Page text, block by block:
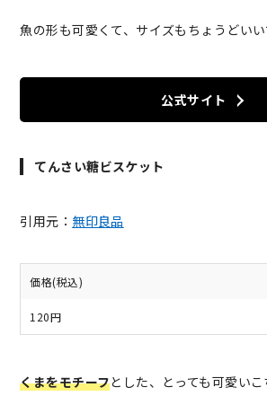
魚の形も可愛くて、サイズもちょうどいい
公式サイト
てんさい糖ビスケット
引用元： 無印良品
価格(税込)
120円
くまをモチーフとした、とっても可愛いこ